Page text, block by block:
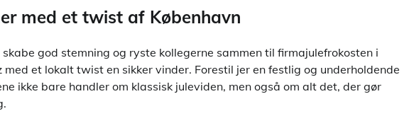
med et twist af København
god stemning og ryste kollegerne sammen til firmajulefrokosten i
med et lokalt twist en sikker vinder. Forestil jer en festlig og underholdende
ikke bare handler om klassisk juleviden, men også om alt det, der gør